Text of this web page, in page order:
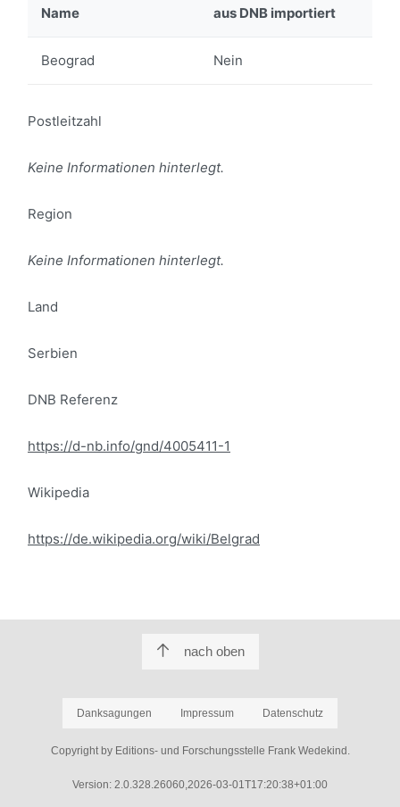
Name aus DNB importiert
Beograd Nein
Postleitzahl
Keine Informationen hinterlegt.
Region
Keine Informationen hinterlegt.
Land
Serbien
DNB Referenz
https://d-nb.info/gnd/4005411-1
Wikipedia
https://de.wikipedia.org/wiki/Belgrad
nach oben
Danksagungen Impressum Datenschutz
Copyright by Editions- und Forschungsstelle Frank Wedekind.
Version: 2.0.328.26060,2026-03-01T17:20:38+01:00